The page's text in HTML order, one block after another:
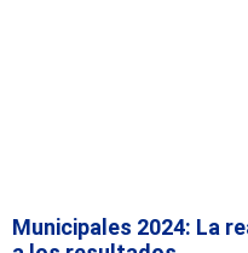
Municipales 2024: La